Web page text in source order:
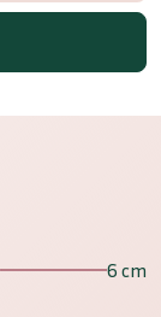
6 cm